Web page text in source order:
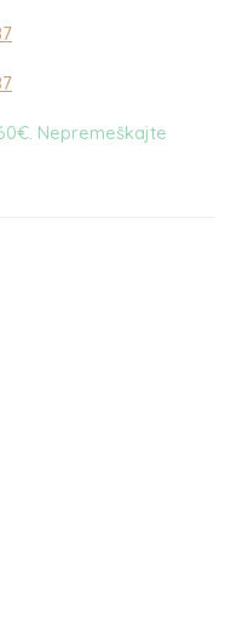
Nepremeškajte